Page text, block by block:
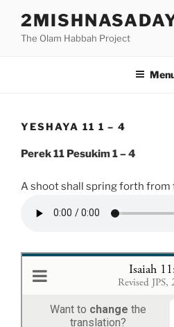
contentThe Olam Habbah Project
YESHAYA 11 1 – 4
Perek 11 Pesukim 1 – 4
A shoot shall spring forth from